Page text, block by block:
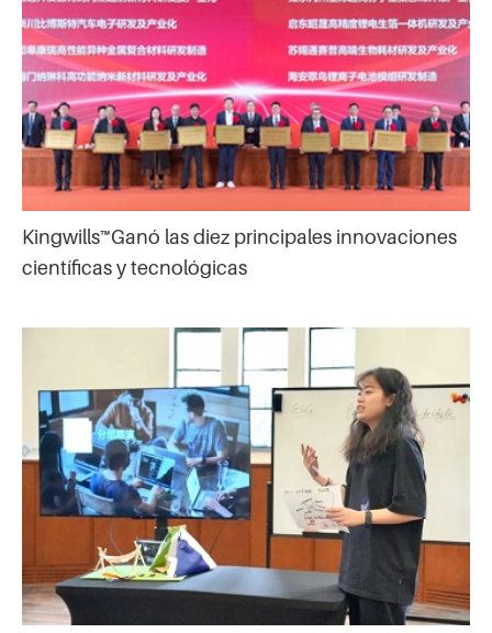
Kingwills™Ganó las diez principales innovaciones
científicas y tecnológicas